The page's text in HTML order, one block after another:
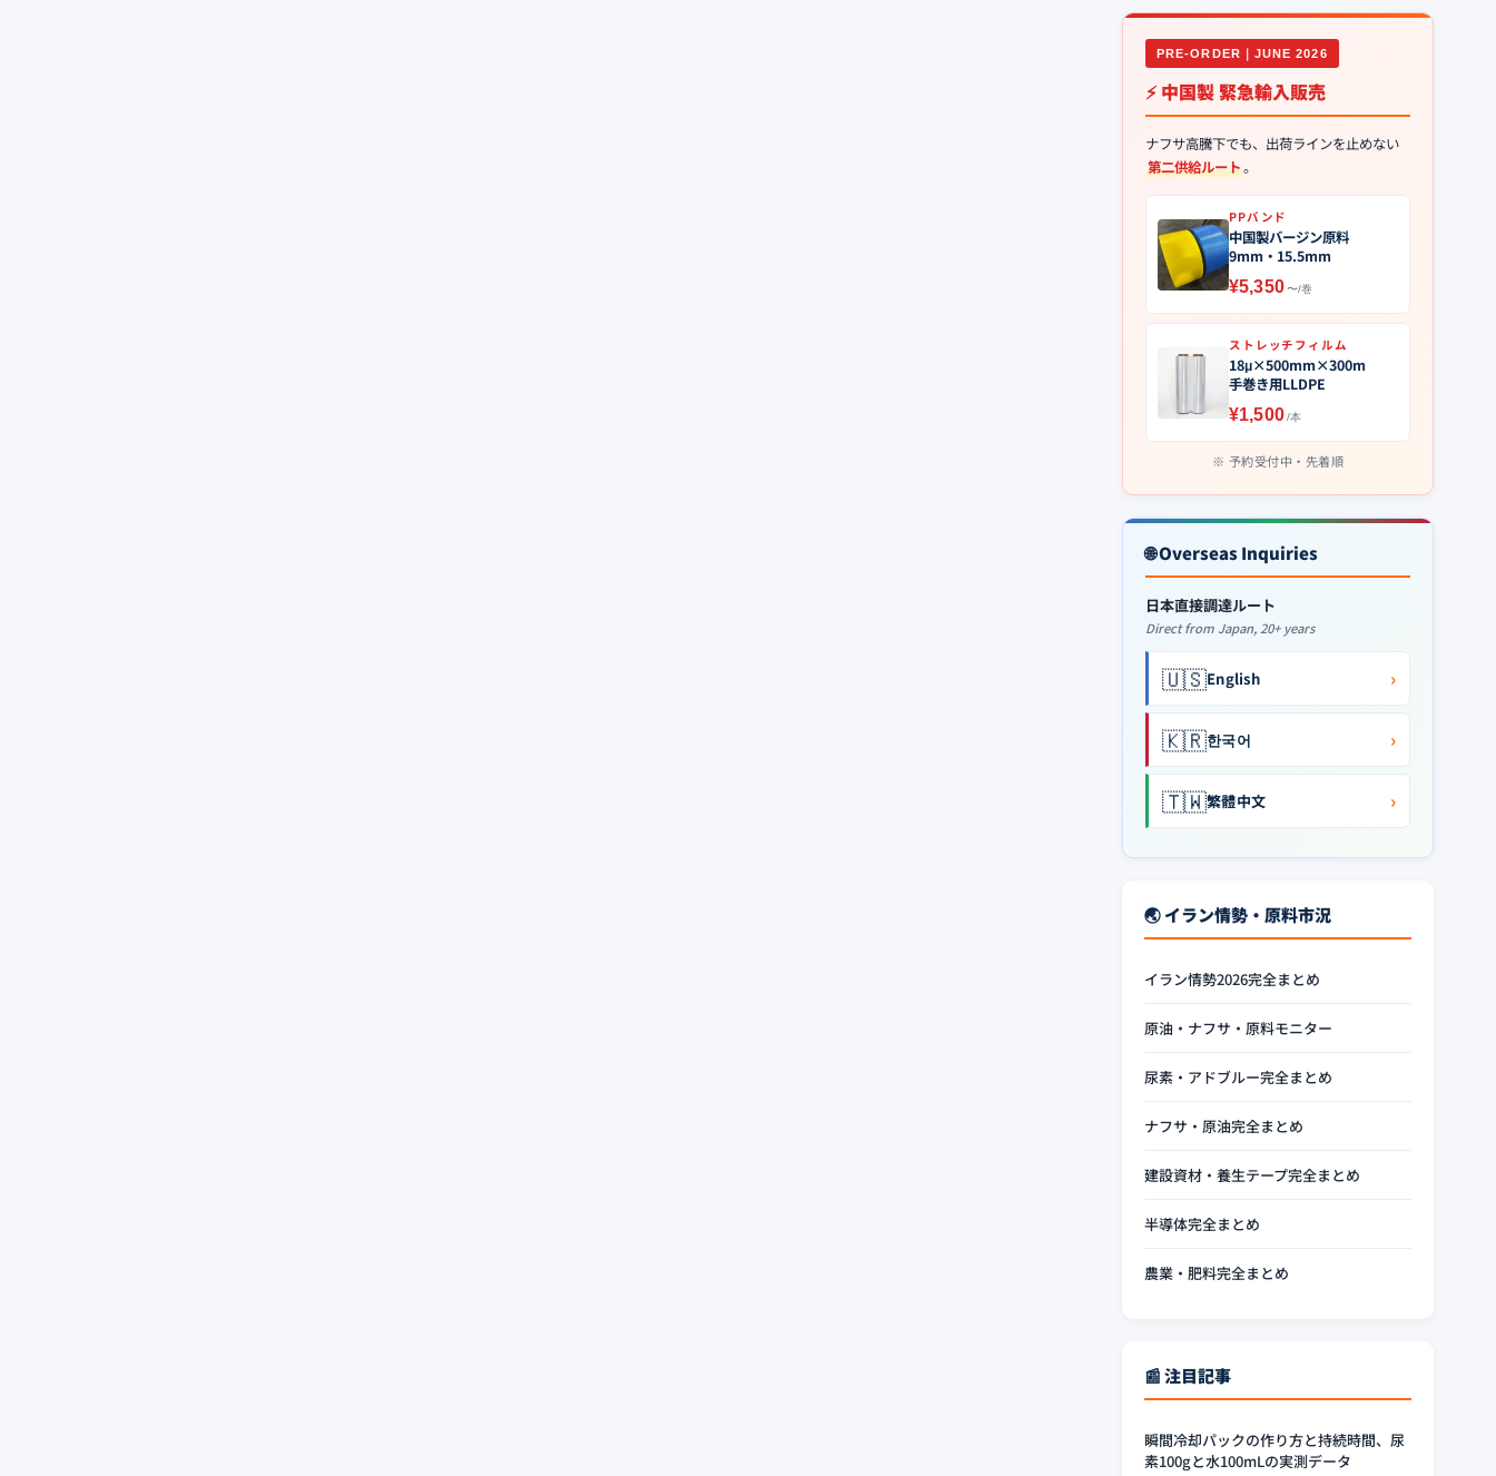
PRE-ORDER｜JUNE 2026
⚡ 中国製 緊急輸入販売
ナフサ高騰下でも、出荷ラインを止めない
第二供給ルート。
PPバンド
中国製バージン原料
9mm・15.5mm
¥5,350〜/巻
ストレッチフィルム
18μ×500mm×300m
手巻き用LLDPE
¥1,500/本
予約受付中・先着順
🌐 Overseas Inquiries
日本直接調達ルート
Direct from Japan, 20+ years
🇺🇸English ›
🇰🇷한국어 ›
🇹🇼繁體中文 ›
🌏 イラン情勢・原料市況
イラン情勢2026完全まとめ
原油・ナフサ・原料モニター
尿素・アドブルー完全まとめ
ナフサ・原油完全まとめ
建設資材・養生テープ完全まとめ
半導体完全まとめ
農業・肥料完全まとめ
📰 注目記事
瞬間冷却パックの作り方と持続時間、尿
素100gと水100mLの実測データ